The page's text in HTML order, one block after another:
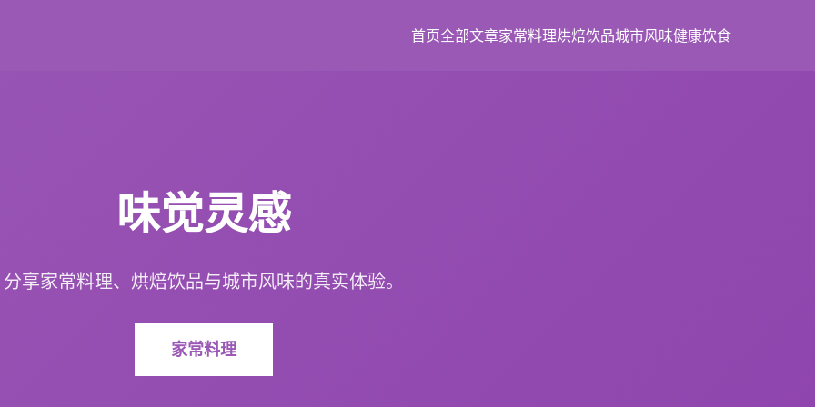
首页全部文章家常料理烘焙饮品城市风味健康饮食
味觉灵感
分享家常料理、烘焙饮品与城市风味的真实体验。
家常料理